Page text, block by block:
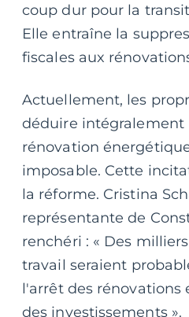
coup dur pour la
Elle entraîne la
fiscales aux
Actuellement, les
déduire intégralement
rénovation
imposable. Cette
la réforme. Cristina
représentante de
renchéri : « Des
travail seraient
l'arrêt des rénovations
des investissements ».